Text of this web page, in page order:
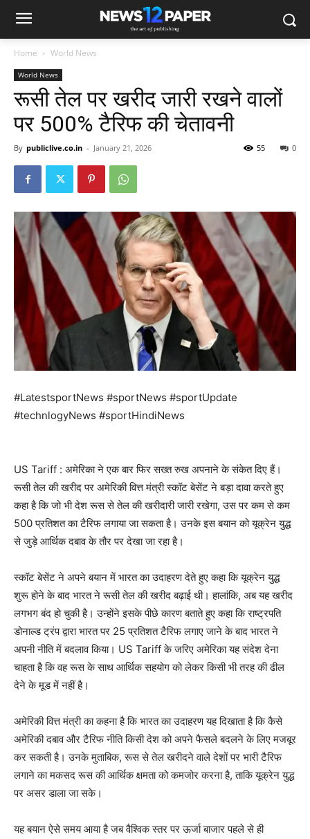
Home World News
World News
रूसी तेल पर खरीद जारी रखने वालों
पर 500% टैरिफ की चेतावनी
By publiclive.co.in - January 21, 2026 0
55
#LatestsportNews #sportNews #sportUpdate
#technlogyNews #sportHindiNews
US Tariff : अमेरिका ने एक बार फिर सख्त रुख अपनाने के संकेत दिए हैं।
रूसी तेल की खरीद पर अमेरिकी वित्त मंत्री स्कॉट बेसेंट ने बड़ा दावा करते हुए
कहा है कि जो भी देश रूस से तेल की खरीदारी जारी रखेगा, उस पर कम से कम
500 प्रतिशत का टैरिफ लगाया जा सकता है। उनके इस बयान को यूक्रेन युद्ध
से जुड़े आर्थिक दबाव के तौर पर देखा जा रहा है।
स्कॉट बेसेंट ने अपने बयान में भारत का उदाहरण देते हुए कहा कि यूक्रेन युद्ध
शुरू होने के बाद भारत ने रूसी तेल की खरीद बढ़ाई थी। हालांकि, अब यह खरीद
लगभग बंद हो चुकी है। उन्होंने इसके पीछे कारण बताते हुए कहा कि राष्ट्रपति
डोनाल्ड ट्रंप द्वारा भारत पर 25 प्रतिशत टैरिफ लगाए जाने के बाद भारत ने
अपनी नीति में बदलाव किया। US Tariff के जरिए अमेरिका यह संदेश देना
चाहता है कि वह रूस के साथ आर्थिक सहयोग को लेकर किसी भी तरह की ढील
देने के मूड में नहीं है।
अमेरिकी वित्त मंत्री का कहना है कि भारत का उदाहरण यह दिखाता है कि कैसे
अमेरिकी दबाव और टैरिफ नीति किसी देश को अपने फैसले बदलने के लिए मजबूर
कर सकती है। उनके मुताबिक, रूस से तेल खरीदने वाले देशों पर भारी टैरिफ
लगाने का मकसद रूस की आर्थिक क्षमता को कमजोर करना है, ताकि यूक्रेन युद्ध
पर असर डाला जा सके।
यह बयान ऐसे समय आया है जब वैश्विक स्तर पर ऊर्जा बाजार पहले से ही